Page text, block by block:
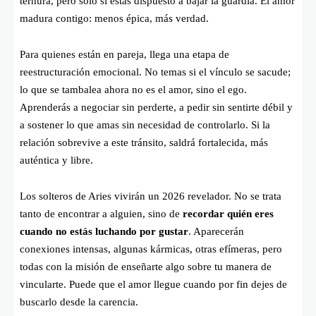
madura contigo: menos épica, más verdad.
Para quienes están en pareja, llega una etapa de
reestructuración emocional. No temas si el vínculo se sacude;
lo que se tambalea ahora no es el amor, sino el ego.
Aprenderás a negociar sin perderte, a pedir sin sentirte débil y
a sostener lo que amas sin necesidad de controlarlo. Si la
relación sobrevive a este tránsito, saldrá fortalecida, más
auténtica y libre.
Los solteros de Aries vivirán un 2026 revelador. No se trata
tanto de encontrar a alguien, sino de recordar quién eres
cuando no estás luchando por gustar. Aparecerán
conexiones intensas, algunas kármicas, otras efímeras, pero
todas con la misión de enseñarte algo sobre tu manera de
vincularte. Puede que el amor llegue cuando por fin dejes de
buscarlo desde la carencia.